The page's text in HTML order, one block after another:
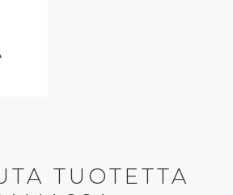
TUOTETTA